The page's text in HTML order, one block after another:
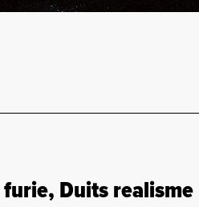
Duits realisme